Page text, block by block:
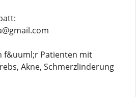
f&uuml;r Patienten mit
Akne, Schmerzlinderung